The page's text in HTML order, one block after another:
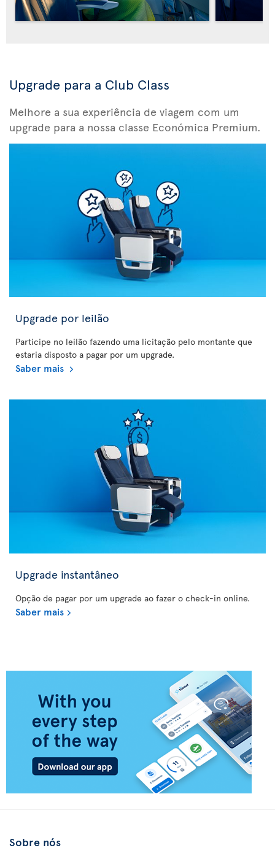
Upgrade para a Club Class
Melhore a sua experiência de viagem com um
upgrade para a nossa classe Económica Premium.
Upgrade por leilão
Participe no leilão fazendo uma licitação pelo montante que
estaria disposto a pagar por um upgrade.
Saber mais
Upgrade instantâneo
Opção de pagar por um upgrade ao fazer o check-in online.
Saber mais
Sobre nós